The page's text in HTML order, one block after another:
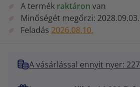
A termék raktáron van
Minőségét megőrzi: 2028.09.03.
Feladás 2026.08.10.
A vásárlással ennyit nyer: